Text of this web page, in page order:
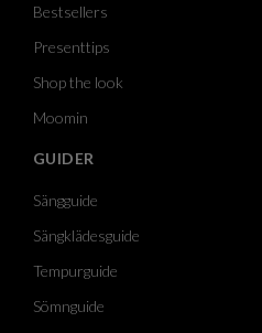
Bestsellers
Presenttips
Shop the look
Moomin
GUIDER
Sängguide
Sängklädesguide
Tempurguide
Sömnguide